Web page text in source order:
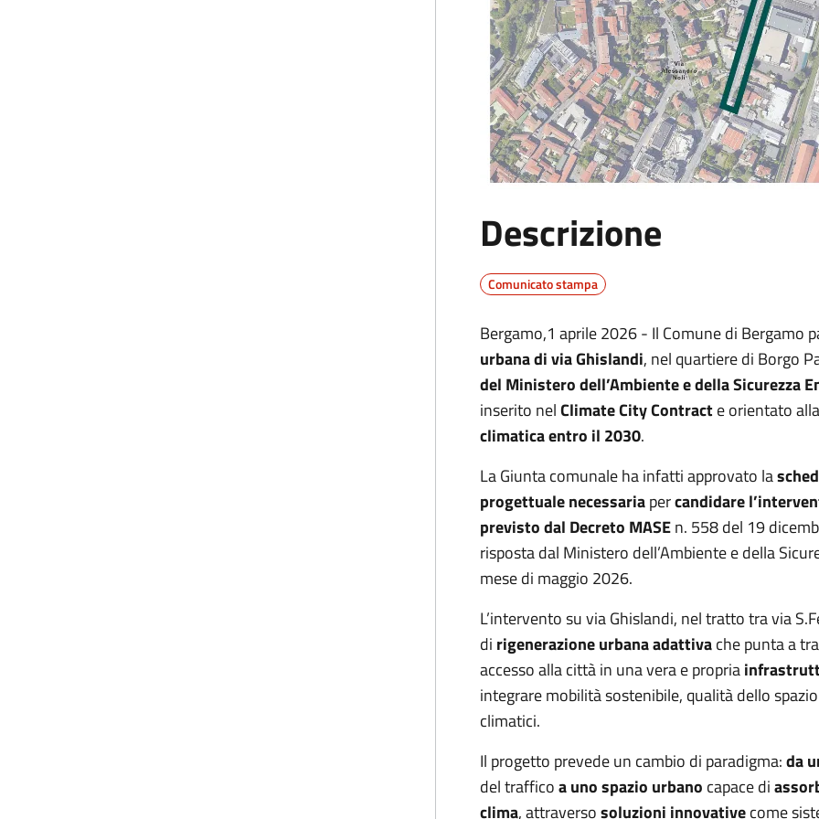
Descrizione
Comunicato stampa
Bergamo,1 aprile 2026 - Il Comune di Bergamo
urbana di via Ghislandi, nel quartiere di Borgo
del Ministero dell’Ambiente e della Sicurezza
inserito nelClimate City Contracte orientato
climatica entro il 2030.
La Giunta comunale ha infatti approvato la
progettuale necessariapercandidare
previsto dal Decreto MASEn. 558 del 19
risposta dal Ministero dell’Ambiente e della
mese di maggio 2026.
L’intervento su via Ghislandi, nel tratto tra via
di rigenerazione urbana adattivache punta a
accesso alla città in una vera e propria
integrare mobilità sostenibile, qualità dello
climatici.
Il progetto prevede un cambio di paradigma:da
del trafficoa uno spazio urbano capace di
clima, attraversosoluzioni innovativecome